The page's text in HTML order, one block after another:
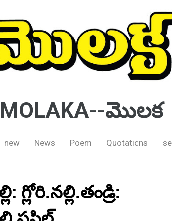
MOLAKA--మొలక
new News Poem Quotations se
గ్లోరి.నల్లి.తండ్రి: